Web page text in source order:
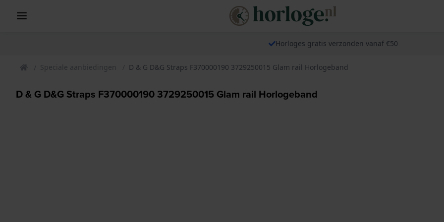
Horloges gratis verzonden vanaf €50
Speciale aanbiedingen D & G D&G Straps F370000190 3729250015 Glam rail Horlogeband
D & G D&G Straps F370000190 3729250015 Glam rail Horlogeband